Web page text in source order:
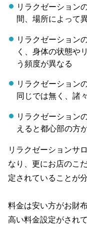
リラクゼーション
間、場所によって
リラクゼーション
く、身体の状態や
う頻度が異なる
リラクゼーション
同じでは無く、諸
リラクゼーション
えると都心部の方
リラクゼーションサ
なり、更にお店のこ
定されていることが
料金は安い方がお財
高い料金設定がされ